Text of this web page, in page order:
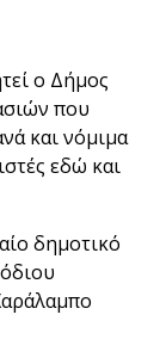
ο Δήμος
που
και νόμιμα
εδώ και
δημοτικό